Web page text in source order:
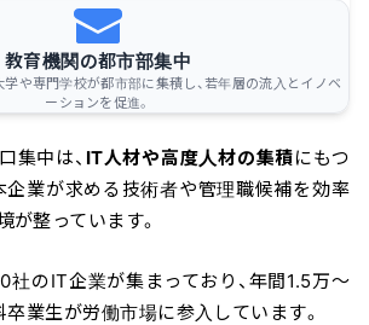
教育機関の都市部集中
や専門学校が都市部に集積し、若年層の流入とイノベ
ーションを促進。
集中は、 IT人材や高度人材の集積にもつ
企業が求める技術者や管理職候補を効率
が整っています。
のIT企業が集まっており、年間1.5万〜
業生が労働市場に参入しています。